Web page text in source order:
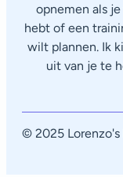
opnemen als je
hebt of een
wilt plannen. Ik
uit van je te
© 2025 Lorenzo's